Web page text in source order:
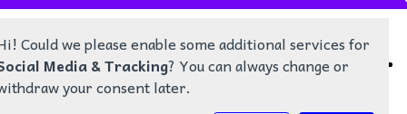
Could we please enable some additional services for
Media & Tracking? You can always change or
your consent later.